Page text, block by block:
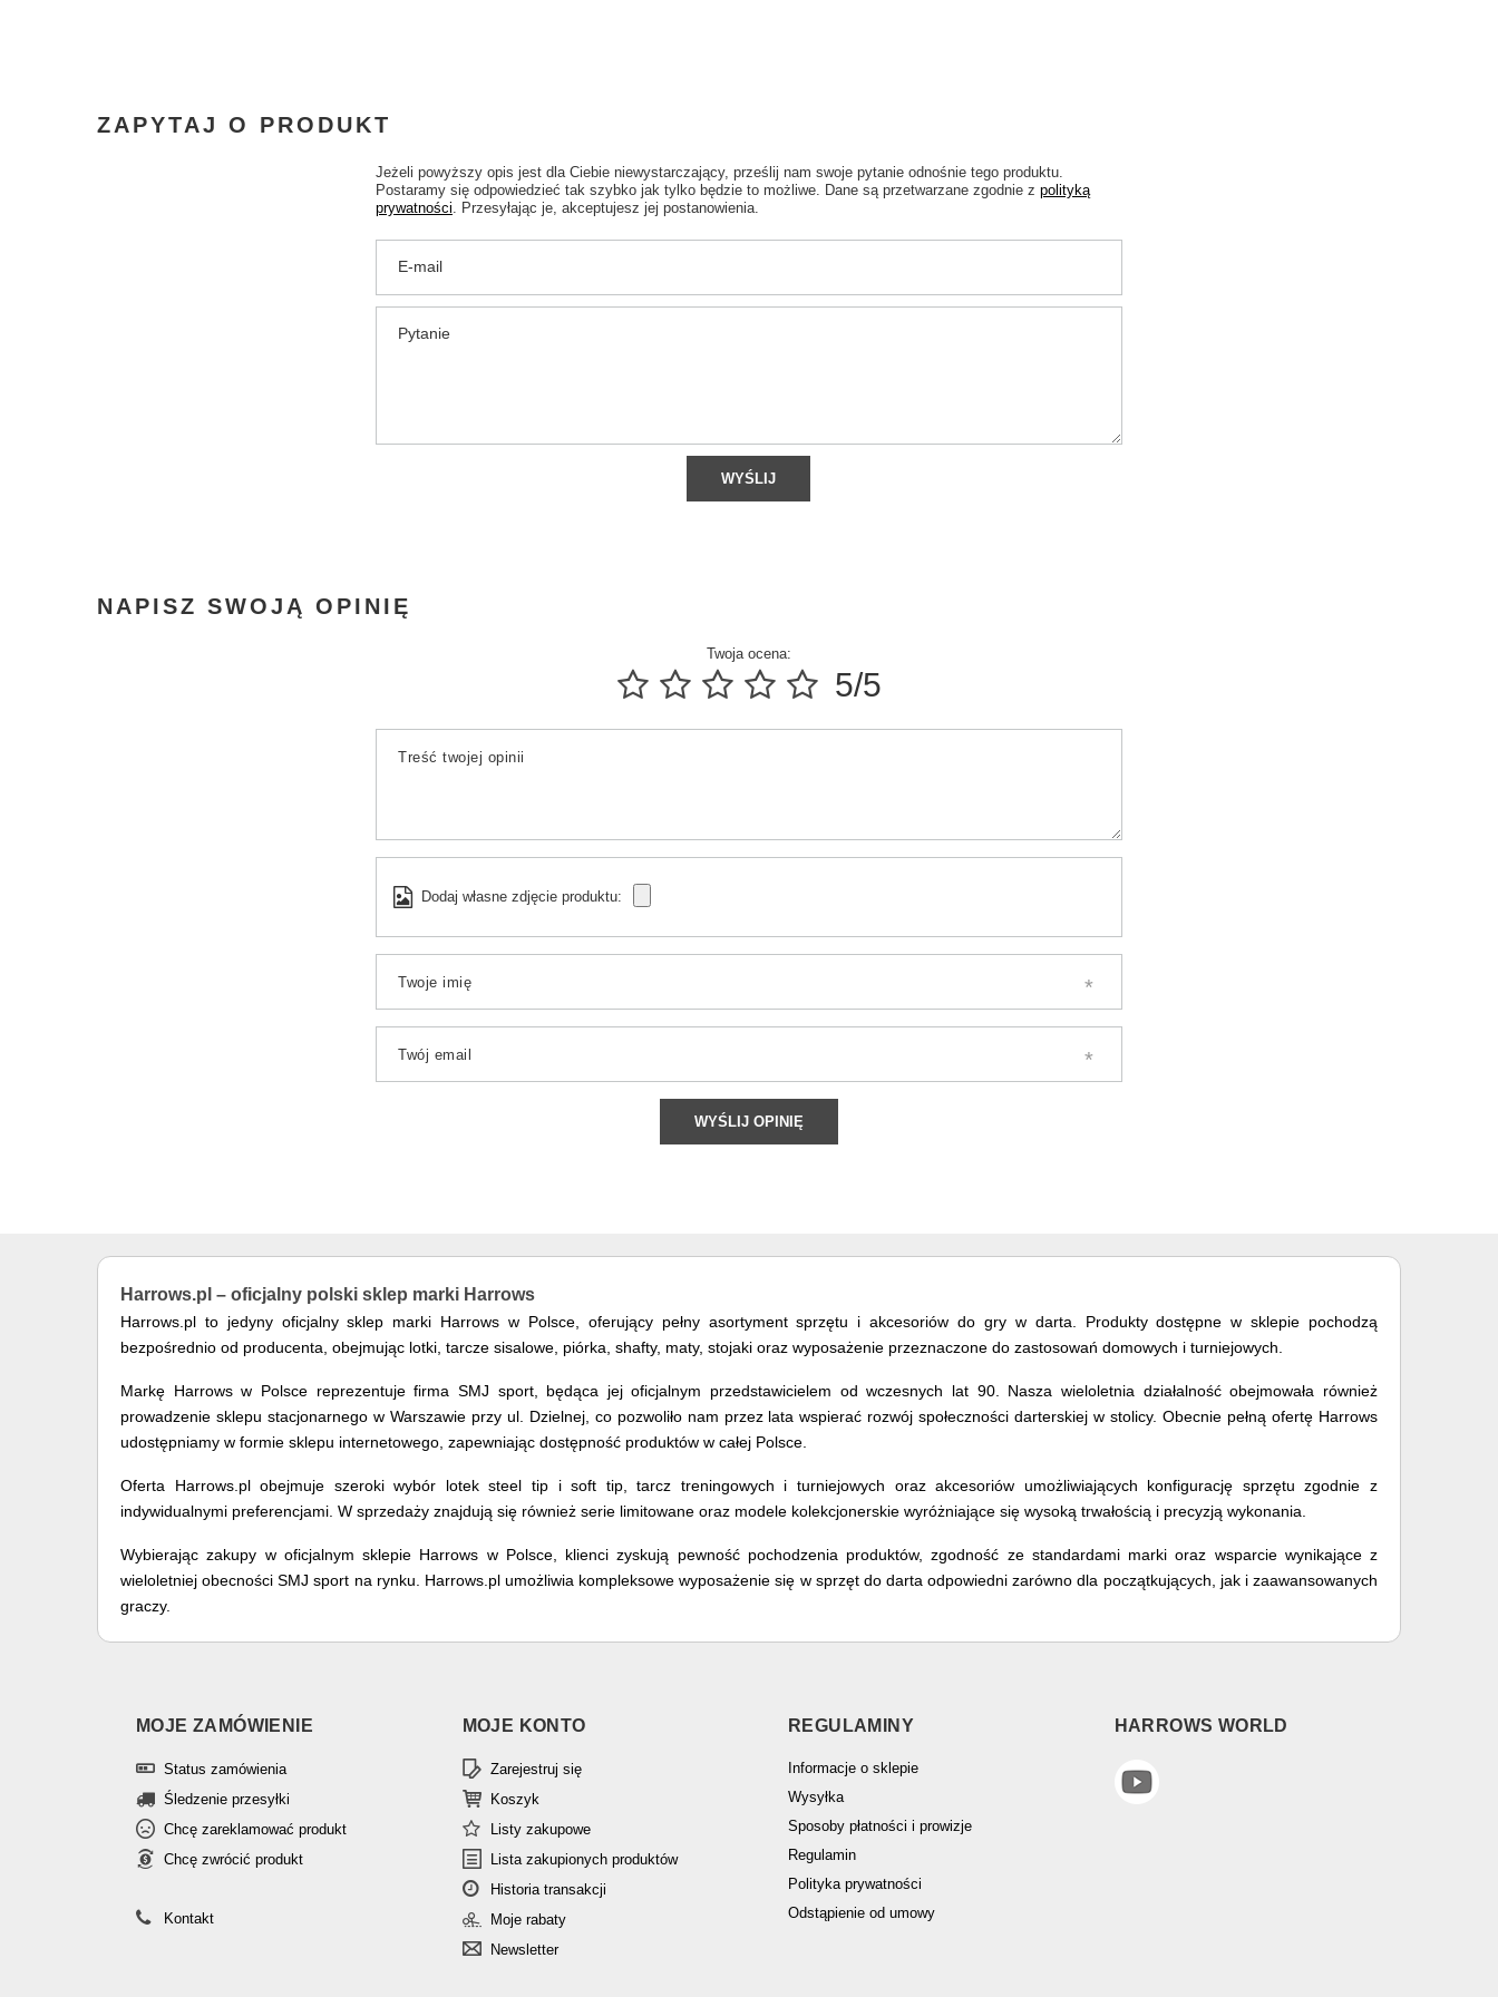
ZAPYTAJ O PRODUKT
Jeżeli powyższy opis jest dla Ciebie niewystarczający, prześlij nam swoje pytanie odnośnie tego produktu.
Postaramy się odpowiedzieć tak szybko jak tylko będzie to możliwe. Dane są przetwarzane zgodnie z polityką
prywatności. Przesyłając je, akceptujesz jej postanowienia.
E-mail
Pytanie
WYŚLIJ
NAPISZ SWOJĄ OPINIĘ
Twoja ocena:
5/5
Treść twojej opinii
Dodaj własne zdjęcie produktu:
Twoje imię
Twój email
WYŚLIJ OPINIĘ
Harrows.pl – oficjalny polski sklep marki Harrows
Harrows.pl to jedyny oficjalny sklep marki Harrows w Polsce, oferujący pełny asortyment sprzętu i akcesoriów do gry w darta. Produkty dostępne w sklepie pochodzą
bezpośrednio od producenta, obejmując lotki, tarcze sisalowe, piórka, shafty, maty, stojaki oraz wyposażenie przeznaczone do zastosowań domowych i turniejowych.
Markę Harrows w Polsce reprezentuje firma SMJ sport, będąca jej oficjalnym przedstawicielem od wczesnych lat 90. Nasza wieloletnia działalność obejmowała również
prowadzenie sklepu stacjonarnego w Warszawie przy ul. Dzielnej, co pozwoliło nam przez lata wspierać rozwój społeczności darterskiej w stolicy. Obecnie pełną ofertę Harrows
udostępniamy w formie sklepu internetowego, zapewniając dostępność produktów w całej Polsce.
Oferta Harrows.pl obejmuje szeroki wybór lotek steel tip i soft tip, tarcz treningowych i turniejowych oraz akcesoriów umożliwiających konfigurację sprzętu zgodnie z
indywidualnymi preferencjami. W sprzedaży znajdują się również serie limitowane oraz modele kolekcjonerskie wyróżniające się wysoką trwałością i precyzją wykonania.
Wybierając zakupy w oficjalnym sklepie Harrows w Polsce, klienci zyskują pewność pochodzenia produktów, zgodność ze standardami marki oraz wsparcie wynikające z
wieloletniej obecności SMJ sport na rynku. Harrows.pl umożliwia kompleksowe wyposażenie się w sprzęt do darta odpowiedni zarówno dla początkujących, jak i zaawansowanych
graczy.
MOJE ZAMÓWIENIE
Status zamówienia
Śledzenie przesyłki
Chcę zareklamować produkt
Chcę zwrócić produkt
Kontakt
MOJE KONTO
Zarejestruj się
Koszyk
Listy zakupowe
Lista zakupionych produktów
Historia transakcji
Moje rabaty
Newsletter
REGULAMINY
Informacje o sklepie
Wysyłka
Sposoby płatności i prowizje
Regulamin
Polityka prywatności
Odstąpienie od umowy
HARROWS WORLD